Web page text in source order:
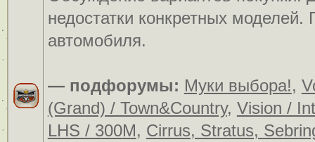
недостатки конкретных
автомобиля.
— подфорумы: Муки выбора!,
(Grand) / Town&Country, Vision /
LHS / 300M, Cirrus, Stratus,